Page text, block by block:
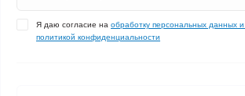
Я даю согласие на обработку персональных данных
политикой конфиденциальности